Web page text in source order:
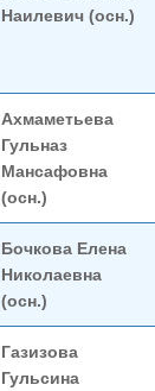
Наилевич (осн.)
Ахмаметьева
Гульназ
Мансафовна
(осн.)
Бочкова Елена
Николаевна
(осн.)
Газизова
Гульсина